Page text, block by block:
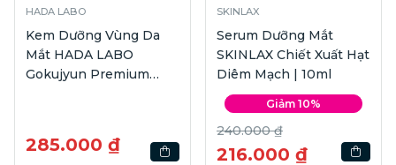
HADA LABO
Kem Dưỡng Vùng Da
Mắt HADA LABO
Gokujyun Premium
285.000 ₫
SKINLAX
Serum Dưỡng Mắt
SKINLAX Chiết Xuất Hạt
Diêm Mạch | 10ml
Giảm 10%
240.000 ₫
216.000 ₫